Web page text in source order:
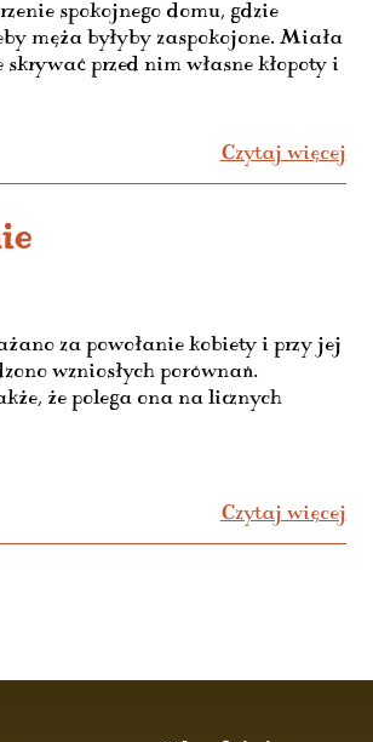
spokojnego domu, gdzie
męża byłyby zaspokojone. Miała
przed nim własne kłopoty i
Czytaj więcej
za powołanie kobiety i przy jej
wzniosłych porównań.
że polega ona na licznych
Czytaj więcej